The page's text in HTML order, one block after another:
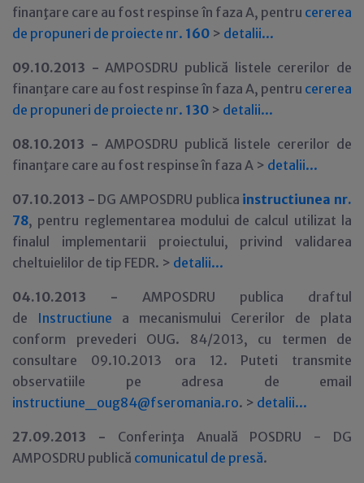
finanţare care au fost respinse în faza A, pentru cererea
de propuneri de proiecte nr. 160 > detalii...
09.10.2013 -AMPOSDRU publică listele cererilor de
finanţare care au fost respinse în faza A, pentru cererea
de propuneri de proiecte nr. 130 > detalii...
08.10.2013 - AMPOSDRU publică listele cererilor de
finanţare care au fost respinse în faza A > detalii...
07.10.2013 - DG AMPOSDRU publica instructiunea nr.
78, pentru reglementarea modului de calcul utilizat la
finalul implementarii proiectului, privind validarea
cheltuielilor de tip FEDR. > detalii...
04.10.2013 - AMPOSDRU publica draftul
de Instructiune a mecanismului Cererilor de plata
conform prevederi OUG. 84/2013, cu termen de
consultare 09.10.2013 ora 12. Puteti transmite
observatiile pe adresa de email
instructiune_oug84@fseromania.ro. > detalii...
27.09.2013 - Conferinţa Anuală POSDRU - DG
AMPOSDRU publică comunicatul de presă.